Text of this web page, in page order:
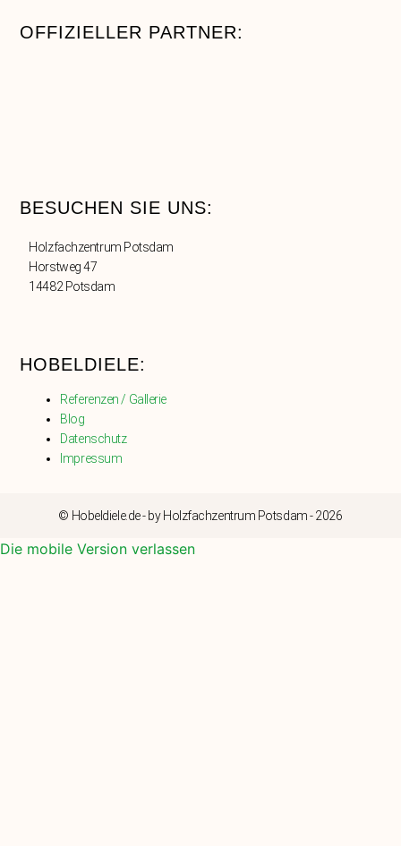
OFFIZIELLER PARTNER:
BESUCHEN SIE UNS:
Holzfachzentrum Potsdam
Horstweg 47
14482 Potsdam
HOBELDIELE:
Referenzen / Gallerie
Blog
Datenschutz
Impressum
© Hobeldiele.de - by Holzfachzentrum Potsdam - 2026
Die mobile Version verlassen